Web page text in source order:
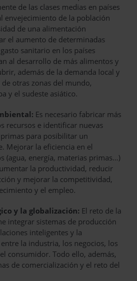
de las clases medias en países
envejecimiento de la población
de una alimentación
el aumento de determinadas
sanitario en los países
al desarrollo de más alimentos y
además de la demanda local y
otras zonas del mundo,
y el sudeste asiático.
Es necesario fabricar más
recursos e identificar nuevas
para posibilitar un
Mejorar la eficiencia en el
(agua, energía, materias primas…)
la productividad, reducir
y mejorar la competitividad,
y el empleo.
y la globalización: El reto de la
integrar sistemas de producción
inteligentes y la
la industria, los negocios, los
consumidor. Todo ello, además,
de comercialización y el reto del